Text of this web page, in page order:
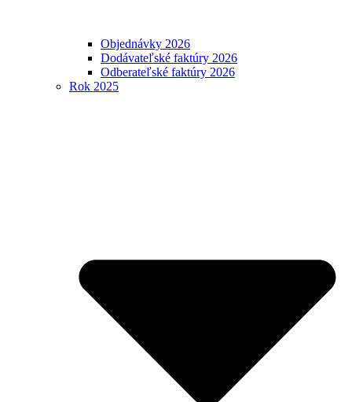
Objednávky 2026
Dodávateľské faktúry 2026
Odberateľské faktúry 2026
Rok 2025